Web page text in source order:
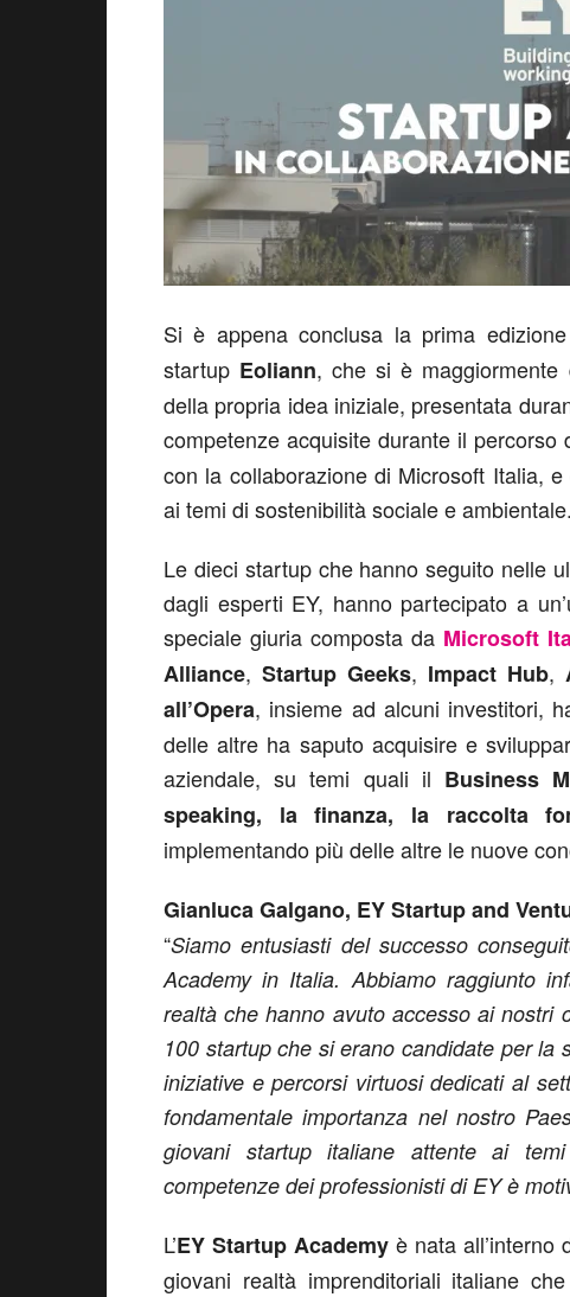
Si è appena conclusa la prima edizione
startup Eoliann, che si è maggiormente
della propria idea iniziale, presentata
competenze acquisite durante il
con la collaborazione di Microsoft Italia,
ai temi di sostenibilità sociale e ambientale.
Le dieci startup che hanno seguito nelle
dagli esperti EY, hanno partecipato a
speciale giuria composta da Microsoft
Alliance, Startup Geeks, Impact Hub,
all’Opera, insieme ad alcuni investitori,
delle altre ha saputo acquisire e
aziendale, su temi quali il Business
speaking, la finanza, la raccolta
implementando più delle altre le nuove
Gianluca Galgano, EY Startup and
“Siamo entusiasti del successo
Academyin Italia. Abbiamo raggiunto
realtà che hanno avuto accesso ai nostri
100 startup che si erano candidate per
iniziative e percorsi virtuosi dedicati al
fondamentale importanza nel nostro
giovani startup italiane attente ai
competenze dei professionisti di EY è
L’EY Startup Academy è nata all’interno
giovani realtà imprenditoriali italiane